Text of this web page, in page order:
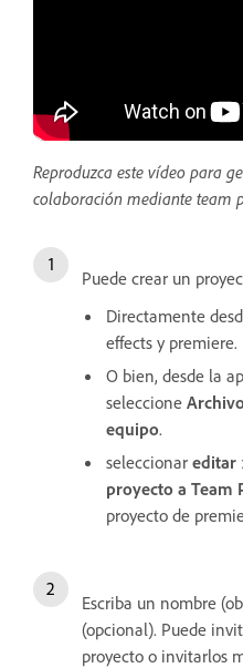
Reproduzca este vídeo para
colaboración mediante team
Puede crear un
Directamente
effects y premiere.
O bien, desde la
seleccione Archivo
equipo.
seleccionar editar
proyecto a Team
proyecto de
Escriba un nombre
(opcional). Puede
proyecto o invitarlos